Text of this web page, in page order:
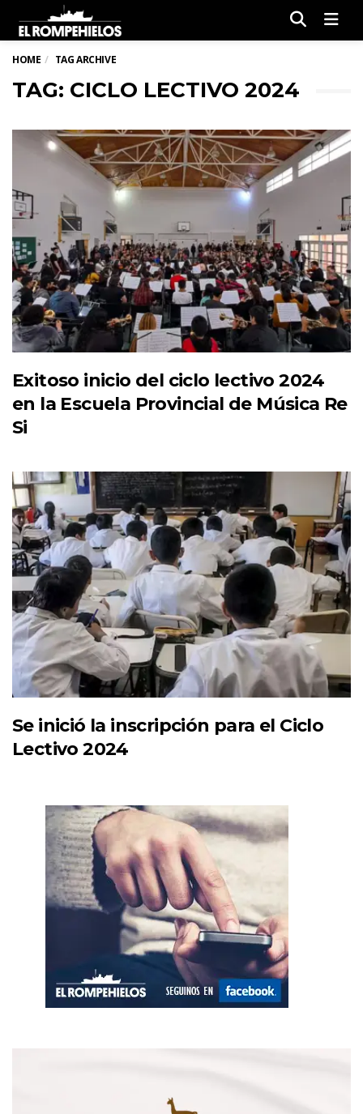
HOME TAG ARCHIVE
TAG: CICLO LECTIVO 2024
Exitoso inicio del ciclo lectivo 2024
en la Escuela Provincial de Música Re
Si
Se inició la inscripción para el Ciclo
Lectivo 2024